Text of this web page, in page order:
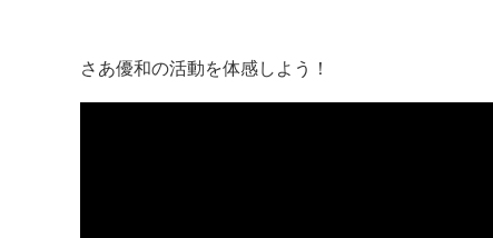
さあ優和の活動を体感しよう！